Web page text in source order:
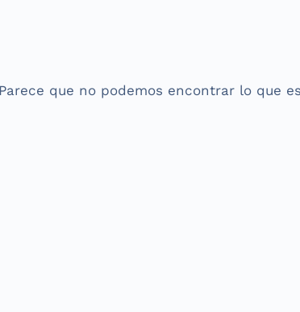
Parece que no podemos encontrar lo que